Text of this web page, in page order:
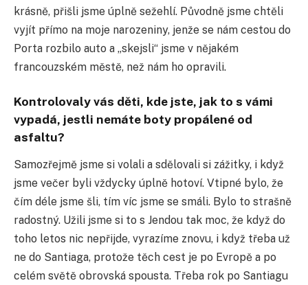
krásně, přišli jsme úplně sežehlí. Původně jsme chtěli
vyjít přímo na moje narozeniny, jenže se nám cestou do
Porta rozbilo auto a „skejsli“ jsme v nějakém
francouzském městě, než nám ho opravili.
Kontrolovaly vás děti, kde jste, jak to s vámi
vypadá, jestli nemáte boty propálené od
asfaltu?
Samozřejmě jsme si volali a sdělovali si zážitky, i když
jsme večer byli vždycky úplně hotoví. Vtipné bylo, že
čím déle jsme šli, tím víc jsme se smáli. Bylo to strašně
radostný. Užili jsme si to s Jendou tak moc, že když do
toho letos nic nepřijde, vyrazíme znovu, i když třeba už
ne do Santiaga, protože těch cest je po Evropě a po
celém světě obrovská spousta. Třeba rok po Santiagu